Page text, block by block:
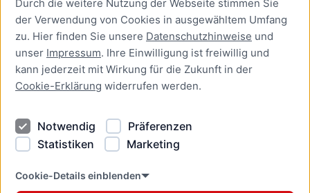
Durch die weitere Nutzung der Webseite stimmen Sie
der Verwendung von Cookies in ausgewähltem Umfang
zu. Hier finden Sie unsere Datenschutzhinweise und
unser Impressum. Ihre Einwilligung ist freiwillig und
kann jederzeit mit Wirkung für die Zukunft in der
Cookie-Erklärung widerrufen werden.
Notwendig
Präferenzen
Statistiken
Marketing
Cookie-Details einblenden
Presse
Newsletter Lübeck:kompakt
Kontakt
Kontakt
Datenschutzhinweise
Barrierefreiheit
Cookie Erklärung